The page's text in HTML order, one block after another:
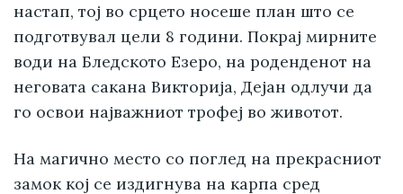
настап, тој во срцето носеше план што се
подготвувал цели 8 години. Покрај мирните
води на Бледското Езеро, на роденденот на
неговата сакана Викторија, Дејан одлучи да
го освои најважниот трофеј во животот.
На магично место со поглед на прекрасниот
замок кој се издигнува на карпа сред